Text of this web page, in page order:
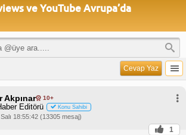
ve YouTube Avrupa’da
Cevap Yaz
Akpınar 10+
Editörü Konu Sahibi
18:55:42 (13305 mesaj)
1